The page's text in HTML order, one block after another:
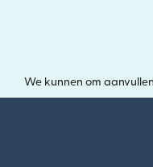
We kunnen om